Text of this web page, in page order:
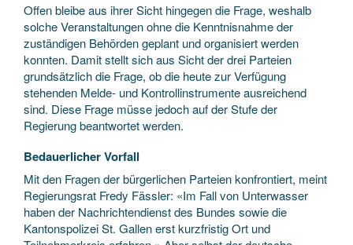
Offen bleibe aus ihrer Sicht hingegen die Frage, weshalb
solche Veranstaltungen ohne die Kenntnisnahme der
zuständigen Behörden geplant und organisiert werden
konnten. Damit stellt sich aus Sicht der drei Parteien
grundsätzlich die Frage, ob die heute zur Verfügung
stehenden Melde- und Kontrollinstrumente ausreichend
sind. Diese Frage müsse jedoch auf der Stufe der
Regierung beantwortet werden.
Bedauerlicher Vorfall
Mit den Fragen der bürgerlichen Parteien konfrontiert, meint
Regierungsrat Fredy Fässler: «Im Fall von Unterwasser
haben der Nachrichtendienst des Bundes sowie die
Kantonspolizei St. Gallen erst kurzfristig Ort und